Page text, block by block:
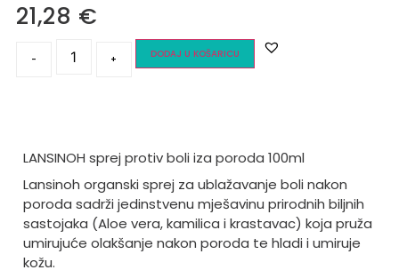
21,28 €
- + DODAJ U KOŠARICU
LANSINOH sprej protiv boli iza poroda 100ml
Lansinoh organski sprej za ublažavanje boli nakon
poroda sadrži jedinstvenu mješavinu prirodnih biljnih
sastojaka (Aloe vera, kamilica i krastavac) koja pruža
umirujuće olakšanje nakon poroda te hladi i umiruje
kožu.